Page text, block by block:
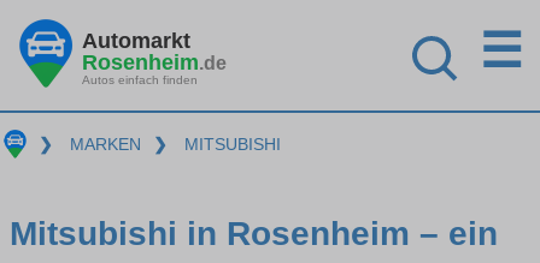
Automarkt
Rosenheim.de
Autos einfach finden
☰
❯ MARKEN ❯ MITSUBISHI
Mitsubishi in Rosenheim – ein